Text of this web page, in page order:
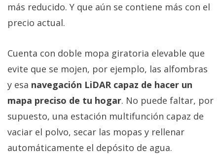
más reducido. Y que aún se contiene más con el
precio actual.
Cuenta con doble mopa giratoria elevable que
evite que se mojen, por ejemplo, las alfombras
y esa navegación LiDAR capaz de hacer un
mapa preciso de tu hogar. No puede faltar, por
supuesto, una estación multifunción capaz de
vaciar el polvo, secar las mopas y rellenar
automáticamente el depósito de agua.